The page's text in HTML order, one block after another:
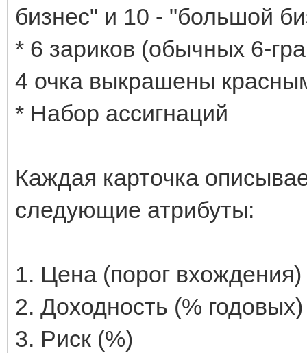
бизнес" и 10 - "большой
* 6 зариков (обычных 6-
4 очка выкрашены
* Набор ассигнаций
Каждая карточка
следующие атрибуты:
1. Цена (порог вхождения)
2. Доходность (% годовых)
3. Риск (%)